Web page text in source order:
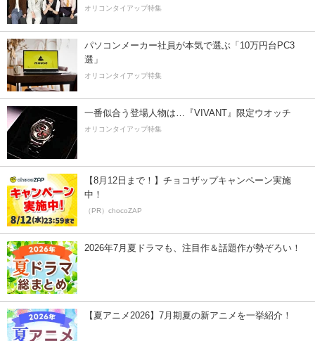
オリコンタイアップ特集
パソコンメーカー社員が本気で選ぶ「10万円台PC3
選」
オリコンタイアップ特集
一番似合う登場人物は…『VIVANT』限定ウオッチ
オリコンタイアップ特集
【8月12日まで！】チョコザップキャンペーン実施
中！
（PR）chocoZAP
2026年7月夏ドラマも、注目作＆話題作が勢ぞろい！
【夏アニメ2026】7月期夏の新アニメを一挙紹介！